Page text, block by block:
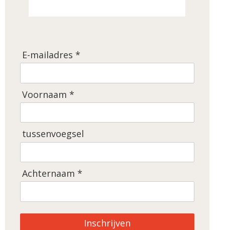
E-mailadres *
Voornaam *
tussenvoegsel
Achternaam *
Inschrijven